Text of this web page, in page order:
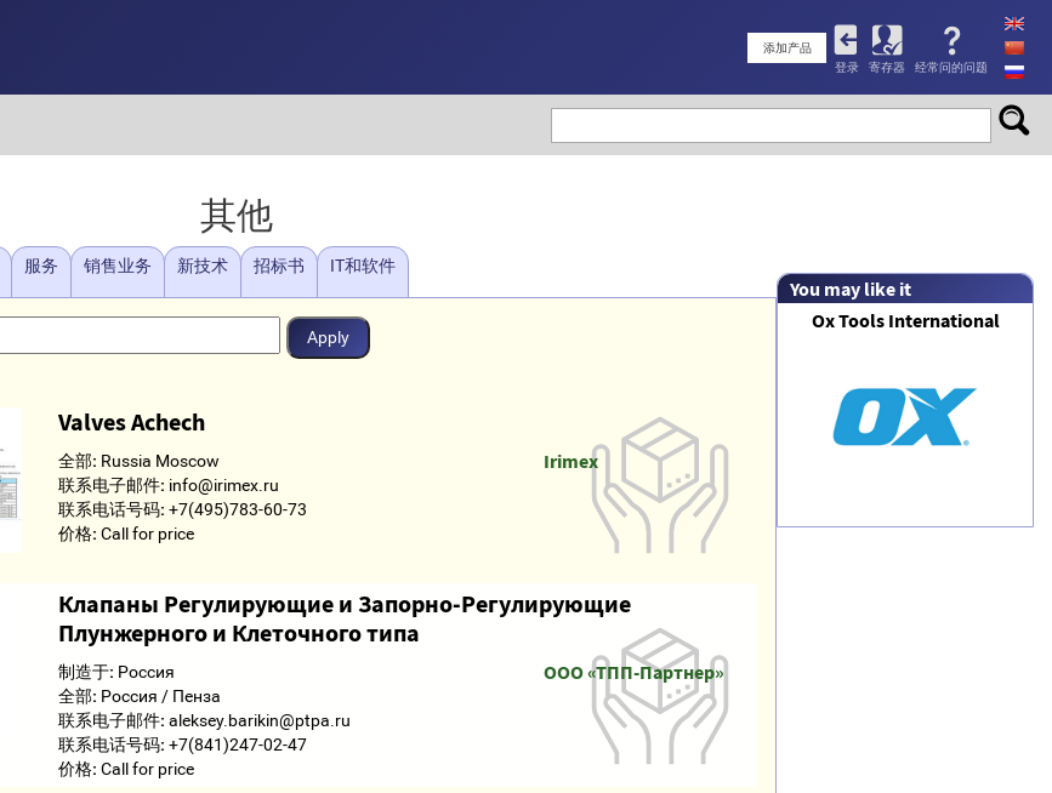
添加产品
User
account
menu
登录 寄存器 经常问的问题
其他
服务 销售业务 新技术 招标书 IT和软件
Valves Achech
全部: Russia Moscow
联系电子邮件: info@irimex.ru
联系电话号码: +7(495)783-60-73
价格: Call for price
Irimex
Клапаны Регулирующие и Запорно-Регулирующие
Плунжерного и Клеточного типа
制造于: Россия
全部: Россия / Пенза
联系电子邮件: aleksey.barikin@ptpa.ru
联系电话号码: +7(841)247-02-47
价格: Call for price
ООО «ТПП-Партнер»
You may like it
Ox Tools International